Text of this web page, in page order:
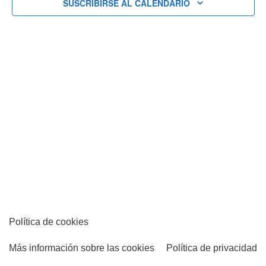
SUSCRIBIRSE AL CALENDARIO
Política de cookies
Más información sobre las cookies Política de privacidad